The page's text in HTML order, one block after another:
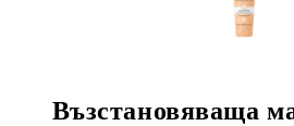
Възстановяваща